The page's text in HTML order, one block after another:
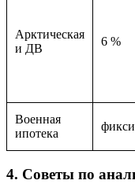
Арктическая
и ДВ
6 %
Военная
ипотека
4. Советы по